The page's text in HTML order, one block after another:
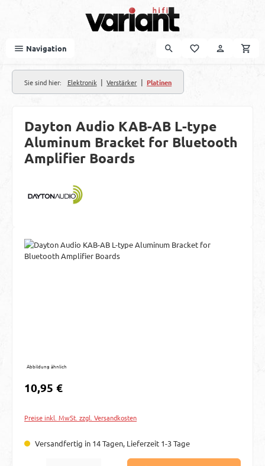
Navigation
Sie sind hier: Elektronik | Verstärker | Platinen
Dayton Audio KAB-AB L-type
Aluminum Bracket for Bluetooth
Amplifier Boards
Bildergalerie überspringen
Abbildung ähnlich
Regulärer Preis:
10,95 €
Preise inkl. MwSt. zzgl. Versandkosten
Versandfertig in 14 Tagen, Lieferzeit 1-3 Tage
Produkt Anzahl: Gib den gewünschten Wert ein oder benutze die Schaltflächen